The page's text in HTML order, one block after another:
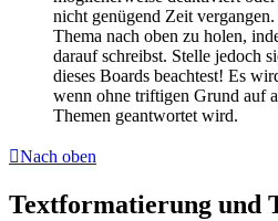
nicht genügend Zeit
Thema nach oben zu holen,
darauf schreibst. Stelle jedoch
dieses Boards beachtest! Es
wenn ohne triftigen Grund auf
Themen geantwortet wird.
Nach oben
Textformatierung und